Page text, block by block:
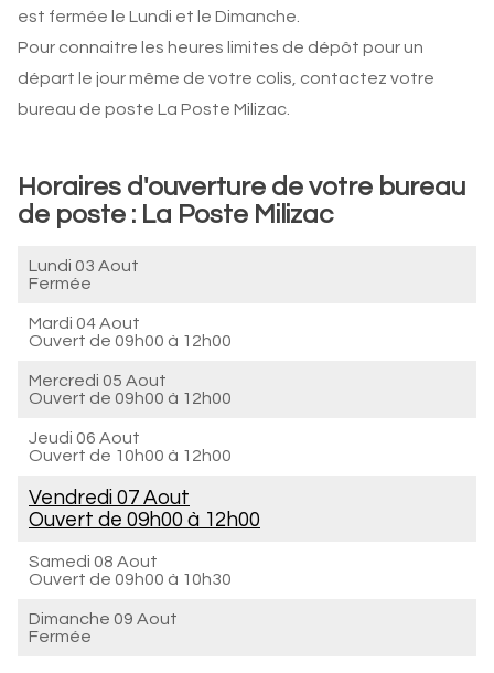
est fermée le Lundi et le Dimanche.
Pour connaitre les heures limites de dépôt pour un
départ le jour même de votre colis, contactez votre
bureau de poste La Poste Milizac.
Horaires d'ouverture de votre bureau
de poste : La Poste Milizac
Lundi 03 Aout
Fermée
Mardi 04 Aout
Ouvert de 09h00 à 12h00
Mercredi 05 Aout
Ouvert de 09h00 à 12h00
Jeudi 06 Aout
Ouvert de 10h00 à 12h00
Vendredi 07 Aout
Ouvert de 09h00 à 12h00
Samedi 08 Aout
Ouvert de 09h00 à 10h30
Dimanche 09 Aout
Fermée